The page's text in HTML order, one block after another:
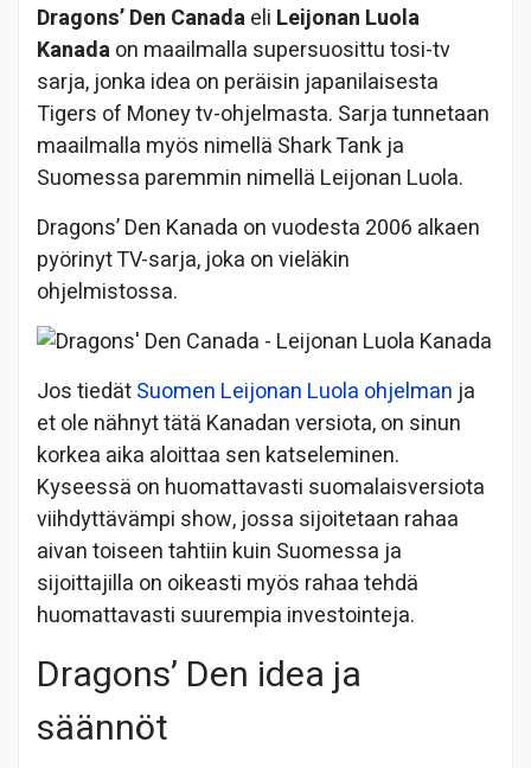
Dragons’ Den Canadaeli Leijonan Luola
Kanadaon maailmalla supersuosittu tosi-tv
sarja, jonka idea on peräisin japanilaisesta
Tigers of Money tv-ohjelmasta. Sarja tunnetaan
maailmalla myös nimellä Shark Tank ja
Suomessa paremmin nimellä Leijonan Luola.
Dragons’ Den Kanada on vuodesta 2006 alkaen
pyörinyt TV-sarja, joka on vieläkin
ohjelmistossa.
Jos tiedätSuomen Leijonan Luola ohjelman ja
et ole nähnyt tätä Kanadan versiota, on sinun
korkea aika aloittaa sen katseleminen.
Kyseessä on huomattavasti suomalaisversiota
viihdyttävämpi show, jossa sijoitetaan rahaa
aivan toiseen tahtiin kuin Suomessa ja
sijoittajilla on oikeasti myös rahaa tehdä
huomattavasti suurempia investointeja.
Dragons’ Den idea ja
säännöt